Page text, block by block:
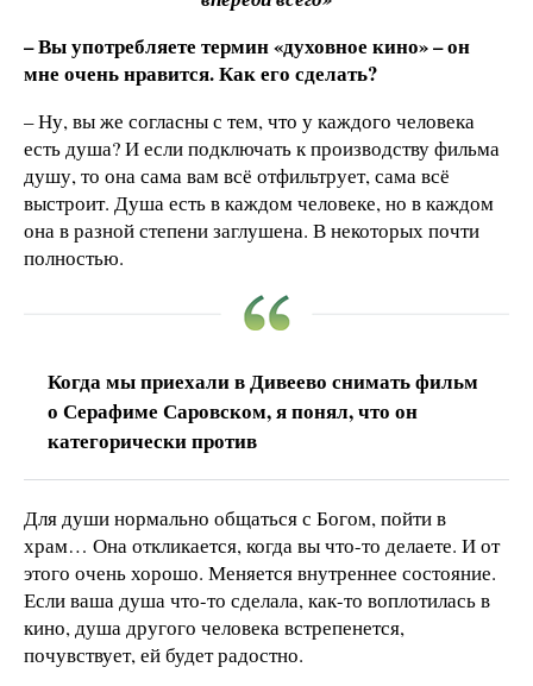
– Вы употребляете термин «духовное кино» – он
мне очень нравится. Как его сделать?
– Ну, вы же согласны с тем, что у каждого человека
есть душа? И если подключать к производству фильма
душу, то она сама вам всё отфильтрует, сама всё
выстроит. Душа есть в каждом человеке, но в каждом
она в разной степени заглушена. В некоторых почти
полностью.
Когда мы приехали в Дивеево снимать фильм
о Серафиме Саровском, я понял, что он
категорически против
Для души нормально общаться с Богом, пойти в
храм… Она откликается, когда вы что-то делаете. И от
этого очень хорошо. Меняется внутреннее состояние.
Если ваша душа что-то сделала, как-то воплотилась в
кино, душа другого человека встрепенется,
почувствует, ей будет радостно.